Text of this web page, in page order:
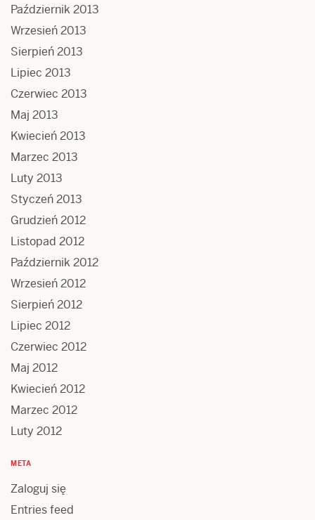
Październik 2013
Wrzesień 2013
Sierpień 2013
Lipiec 2013
Czerwiec 2013
Maj 2013
Kwiecień 2013
Marzec 2013
Luty 2013
Styczeń 2013
Grudzień 2012
Listopad 2012
Październik 2012
Wrzesień 2012
Sierpień 2012
Lipiec 2012
Czerwiec 2012
Maj 2012
Kwiecień 2012
Marzec 2012
Luty 2012
META
Zaloguj się
Entries feed